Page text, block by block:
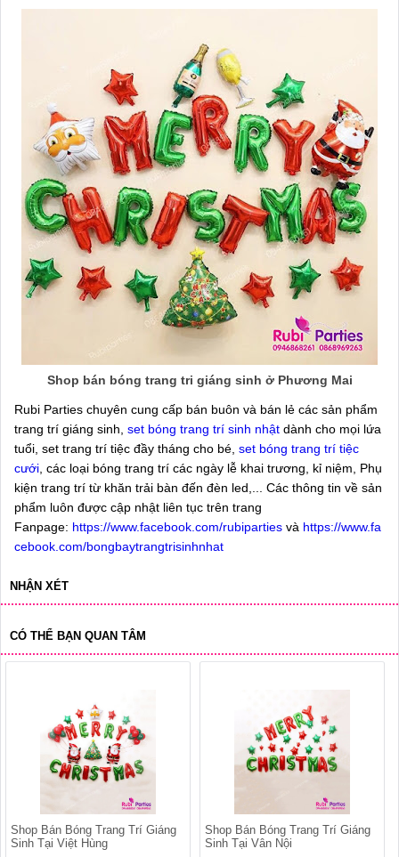
Shop bán bóng trang tri giáng sinh ở Phương Mai
Rubi Parties chuyên cung cấp bán buôn và bán lẻ các sản phẩm
trang trí giáng sinh, set bóng trang trí sinh nhật dành cho mọi lứa
tuổi, set trang trí tiệc đầy tháng cho bé, set bóng trang trí tiệc
cưới , các loại bóng trang trí các ngày lễ khai trương, kỉ niệm, Phụ
kiện trang trí từ khăn trải bàn đến đèn led,... Các thông tin về sản
phẩm luôn được cập nhật liên tục trên trang
Fanpage: https://www.facebook.com/rubiparties và https://www.fa
cebook.com/bongbaytrangtrisinhnhat
NHẬN XÉT
CÓ THỂ BẠN QUAN TÂM
Shop Bán Bóng Trang Trí Giáng
Sinh Tại Việt Hùng
Shop Bán Bóng Trang Trí Giáng
Sinh Tại Vân Nội